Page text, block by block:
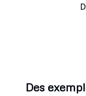
Des